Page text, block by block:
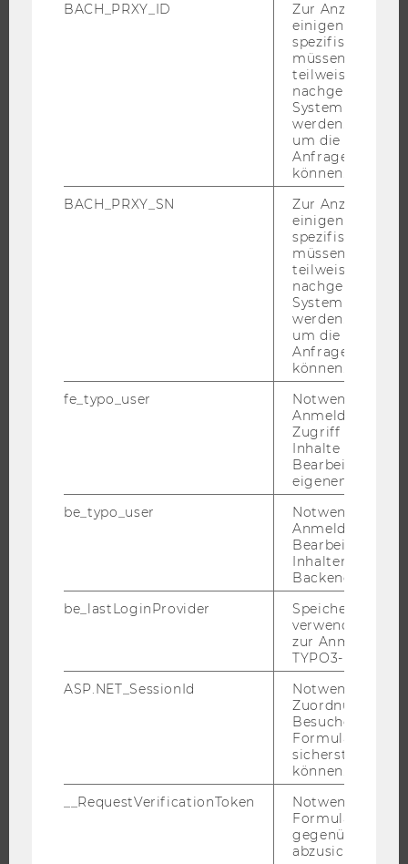
INTERNATIONALE UND INCOMING EXCHANGE STUDIERENDE
ANGEBOTE FÜR SCHULEN UND STUDIENINTERESSIERTE
UNIVERSITÄT
CAMPUS
WU FOUNDATION
WELCOME SERVICES
BACH_PRXY_ID
Zur Anzeige von
einigen WU-
spezifischen
müssen
teilweise von
nachgelagerten
System
werden.
um die Antwort
Anfrage
können.
BACH_PRXY_SN
Zur Anzeige von
einigen WU-
spezifischen
müssen
teilweise von
nachgelagerten
System
werden.
um die Antwort
Anfrage
können.
fe_typo_user
Notwendig für
Anmeldung und
Zugriff auf
Inhalte oder zur
Bearbeitung des
eigenen Profils.
be_typo_user
Notwendig für
Anmeldung und
Bearbeitung von
Inhalten im
Backend.
be_lastLoginProvider
Speichert die
verwendete
zur Anmeldung
TYPO3-Backend.
ASP.NET_SessionId
Notwendig, um
Zuordnung von
Besucher zu
sicherstellen zu
können.
__RequestVerificationToken
Notwendig, um
gegenüber
abzusichern.